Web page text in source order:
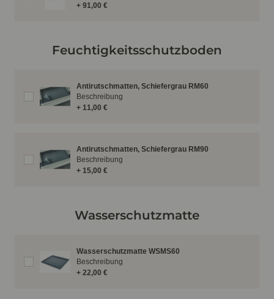
+ 91,00 €
Feuchtigkeitsschutzboden
Antirutschmatten, Schiefergrau RM60
+ 11,00 €
Beschreibung
Antirutschmatten, Schiefergrau RM90
+ 15,00 €
Beschreibung
Wasserschutzmatte
Wasserschutzmatte WSMS60
+ 22,00 €
Beschreibung